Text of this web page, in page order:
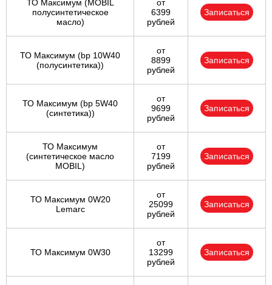
ТО Максимум (MOBIL
полуcинтетическое
масло)
от
6399
рублей
Записаться
ТО Максимум (bp 10W40
(полусинтетика))
от
8899
рублей
Записаться
ТО Максимум (bp 5W40
(синтетика))
от
9699
рублей
Записаться
ТО Максимум
(cинтетическое масло
MOBIL)
от
7199
рублей
Записаться
ТО Максимум 0W20
Lemarc
от
25099
рублей
Записаться
ТО Максимум 0W30
от
13299
рублей
Записаться